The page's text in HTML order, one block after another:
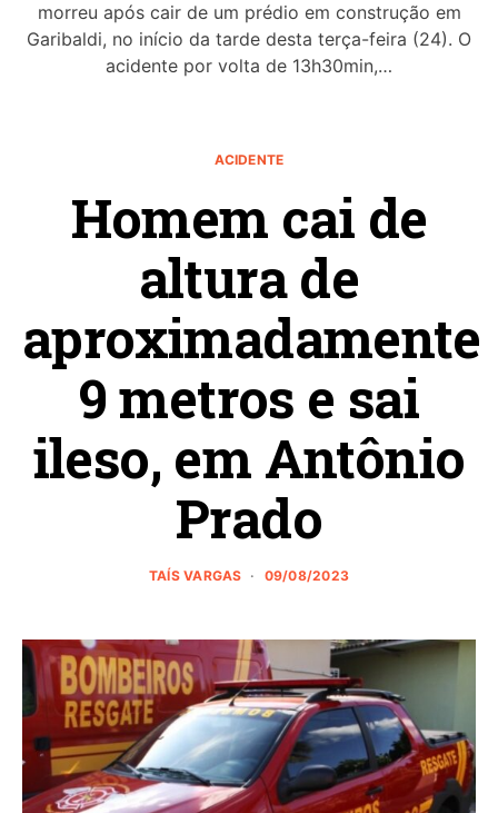
morreu após cair de um prédio em construção em
Garibaldi, no início da tarde desta terça-feira (24). O
acidente por volta de 13h30min,…
ACIDENTE
Homem cai de
altura de
aproximadamente
9 metros e sai
ileso, em Antônio
Prado
TAÍS VARGAS 09/08/2023